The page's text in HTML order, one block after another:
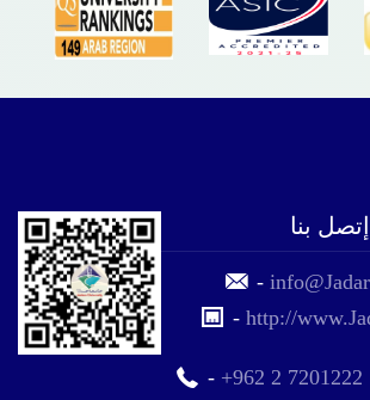
إتصل بنا
-
-http://
- +962 2 7201222